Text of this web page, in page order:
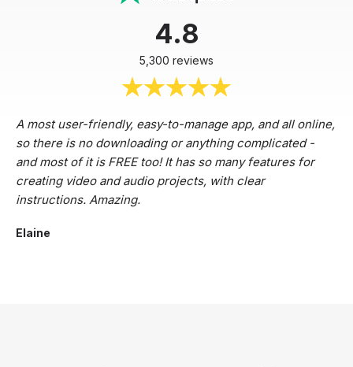
4.8
5,300 reviews
A most user-friendly, easy-to-manage app, and all online,
so there is no downloading or anything complicated -
and most of it is FREE too! It has so many features for
creating video and audio projects, with clear
instructions. Amazing.
Elaine